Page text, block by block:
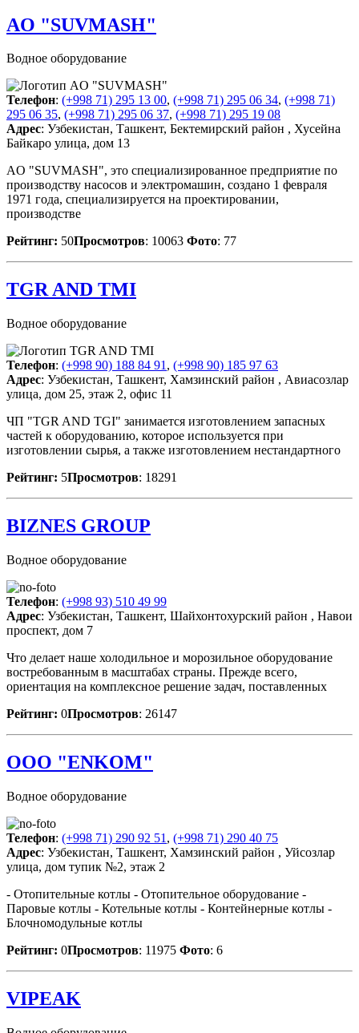
AO "SUVMASH"
Водное оборудование
Телефон: (+998 71) 295 13 00, (+998 71) 295 06 34, (+998 71)
295 06 35, (+998 71) 295 06 37, (+998 71) 295 19 08
Адрес: Узбекистан, Ташкент, Бектемирский район , Хусейна
Байкаро улица, дом 13
AO "SUVMASH", это специализированное предприятие по
производству насосов и электромашин, создано 1 февраля
1971 года, специализируется на проектировании,
производстве
Рейтинг: 50Просмотров: 10063 Фото: 77
TGR AND TMI
Водное оборудование
Телефон: (+998 90) 188 84 91 , (+998 90) 185 97 63
Адрес: Узбекистан, Ташкент, Хамзинский район , Авиасозлар
улица, дом 25, этаж 2, офис 11
ЧП "TGR AND TGI" занимается изготовлением запасных
частей к оборудованию, которое используется при
изготовлении сырья, а также изготовлением нестандартного
Рейтинг: 5Просмотров: 18291
BIZNES GROUP
Водное оборудование
Телефон: (+998 93) 510 49 99
Адрес: Узбекистан, Ташкент, Шайхонтохурский район , Навои
проспект, дом 7
Что делает наше холодильное и морозильное оборудование
востребованным в масштабах страны. Прежде всего,
ориентация на комплексное решение задач, поставленных
Рейтинг: 0Просмотров: 26147
OOO "ENKOM"
Водное оборудование
Телефон: (+998 71) 290 92 51 , (+998 71) 290 40 75
Адрес: Узбекистан, Ташкент, Хамзинский район , Уйсозлар
улица, дом тупик №2, этаж 2
- Отопительные котлы - Отопительное оборудование -
Паровые котлы - Котельные котлы - Контейнерные котлы -
Блочномодульные котлы
Рейтинг: 0Просмотров: 11975 Фото: 6
VIPEAK